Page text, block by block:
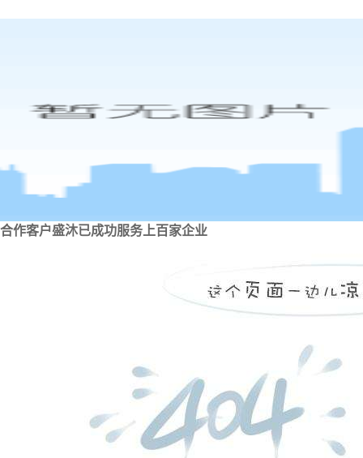
合作客户盛沐已成功服务上百家企业